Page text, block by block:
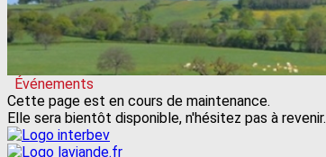
Événements
Cette page est en cours de maintenance.
Elle sera bientôt disponible, n'hésitez pas à revenir.